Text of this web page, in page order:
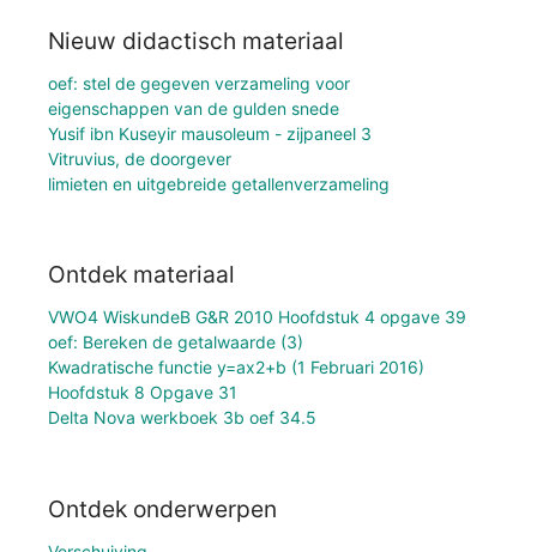
Nieuw didactisch materiaal
oef: stel de gegeven verzameling voor
eigenschappen van de gulden snede
Yusif ibn Kuseyir mausoleum - zijpaneel 3
Vitruvius, de doorgever
limieten en uitgebreide getallenverzameling
Ontdek materiaal
VWO4 WiskundeB G&R 2010 Hoofdstuk 4 opgave 39
oef: Bereken de getalwaarde (3)
Kwadratische functie y=ax2+b (1 Februari 2016)
Hoofdstuk 8 Opgave 31
Delta Nova werkboek 3b oef 34.5
Ontdek onderwerpen